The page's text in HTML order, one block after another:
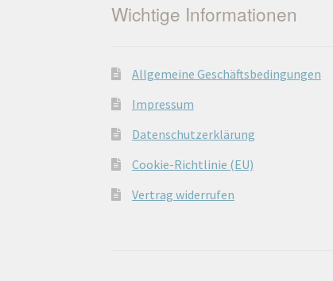
Wichtige Informationen
Allgemeine Geschäftsbedingungen
Impressum
Datenschutzerklärung
Cookie-Richtlinie (EU)
Vertrag widerrufen